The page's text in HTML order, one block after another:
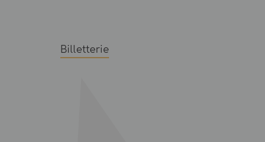
Billetterie